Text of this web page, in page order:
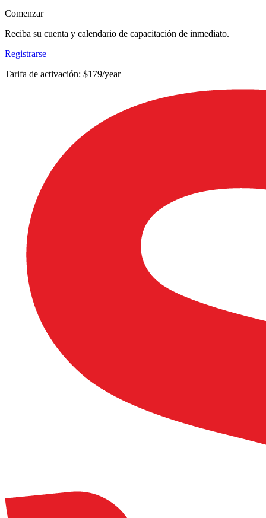
Comenzar
Reciba su cuenta y calendario de capacitación de inmediato.
Registrarse
Tarifa de activación: $179/year